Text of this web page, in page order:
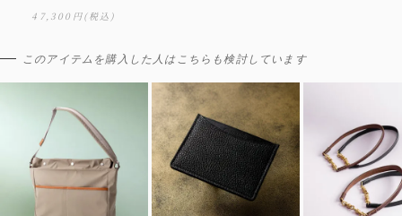
47,300円(税込)
このアイテムを購入した人はこちらも検討しています